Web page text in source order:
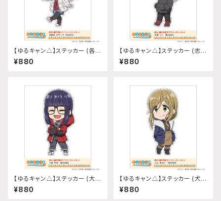
【ゆるキャン△】ステッカー (各務
原なでしこ『SEASON3』)
¥880
【ゆるキャン△】ステッカー (志摩
リン『SEASON3』)
¥880
【ゆるキャン△】ステッカー (大垣
千明『SEASON3』)
¥880
【ゆるキャン△】ステッカー (犬山
あおい『SEASON3』)
¥880